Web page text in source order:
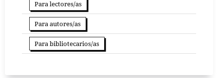
Para lectores/as
Para autores/as
Para bibliotecarios/as